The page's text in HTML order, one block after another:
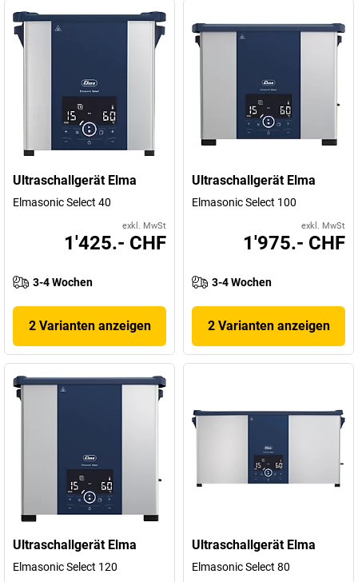
Ultraschallgerät Elma
Elmasonic Select 40
exkl. MwSt
1'425.- CHF
3-4 Wochen
2 Varianten anzeigen
Ultraschallgerät Elma
Elmasonic Select 100
exkl. MwSt
1'975.- CHF
3-4 Wochen
2 Varianten anzeigen
Ultraschallgerät Elma
Elmasonic Select 120
Ultraschallgerät Elma
Elmasonic Select 80